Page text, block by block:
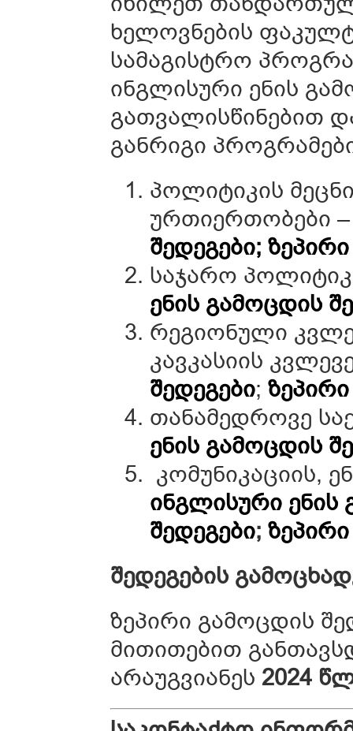
ხელოვნების
სამაგისტრო
ინგლისური ენის
გათვალისწინებით
განრიგი
პოლიტიკის
ურთიერთობები
შედეგები; ზეპირი
საჯარო
ენის გამოცდის
რეგიონული
კავკასიის
შედეგები; ზეპირი
თანამედროვე
ენის გამოცდის
კომუნიკაციის,
ინგლისური ენის
შედეგები;
შედეგების
ზეპირი გამოცდის
მითითებით
არაუგვიანეს 2024